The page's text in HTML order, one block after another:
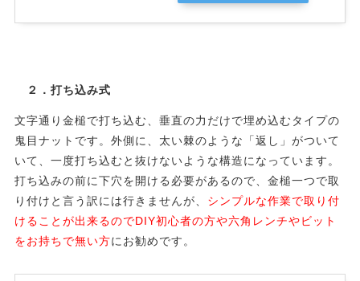
２．打ち込み式
文字通り金槌で打ち込む、垂直の力だけで埋め込むタイプの
鬼目ナットです。外側に、太い棘のような「返し」がついて
いて、一度打ち込むと抜けないような構造になっています。
打ち込みの前に下穴を開ける必要があるので、金槌一つで取
り付けと言う訳には行きませんが、 シンプルな作業で取り付
けることが出来るのでDIY初心者の方や六角レンチやビット
をお持ちで無い方にお勧めです。